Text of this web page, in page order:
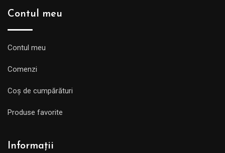
Contul meu
Contul meu
Comenzi
Coș de cumpărături
Produse favorite
Informații